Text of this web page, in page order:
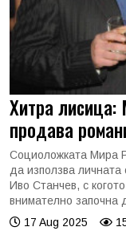
Хитра
продава
Социоложката Мира
да използва
Иво Станчев, с
внимателно започна
17 Aug 2025